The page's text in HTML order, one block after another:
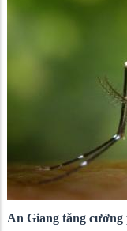
An Giang tăng